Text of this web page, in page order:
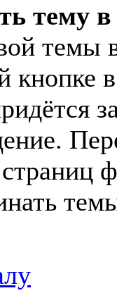
тему
темы
кнопке